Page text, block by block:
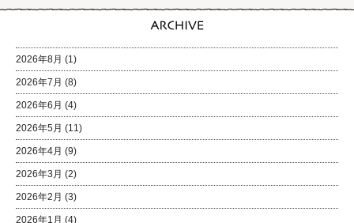
2026年8月 (1)
2026年7月 (8)
2026年6月 (4)
2026年5月 (11)
2026年4月 (9)
2026年3月 (2)
2026年2月 (3)
2026年1月 (4)